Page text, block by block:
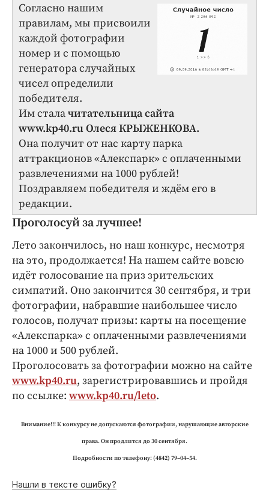
Согласно нашим
правилам, мы присвоили
каждой фотографии
номер и с помощью
генератора случайных
чисел определили
победителя.
Им сталачитательница сайта
www.kp40.ru Олеся КРЫЖЕНКОВА.
Она получит от нас карту парка
аттракционов «Алекспарк» с оплаченными
развлечениями на 1000 рублей!
Поздравляем победителя и ждём его в
редакции.
Проголосуй за лучшее!
Лето закончилось, но наш конкурс, несмотря
на это, продолжается! На нашем сайте вовсю
идёт голосование на приз зрительских
симпатий. Оно закончится 30 сентября, и три
фотографии, набравшие наибольшее число
голосов, получат призы: карты на посещение
«Алекспарка» с оплаченными развлечениями
на 1000 и 500 рублей.
Проголосовать за фотографии можно на сайте
www.kp40.ru, зарегистрировавшись и пройдя
по ссылке: www.kp40.ru/leto.
Внимание!!! К конкурсу не допускаются фотографии, нарушающие авторские
права. Он продлится до 30 сентября.
Подробности по телефону: (4842) 79–04–54.
Нашли в тексте ошибку?